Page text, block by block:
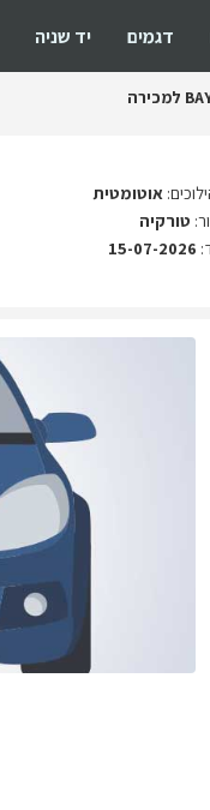
דגמים יד שניה
למכירה
אוטומטית
טורקיה
15-07-2026